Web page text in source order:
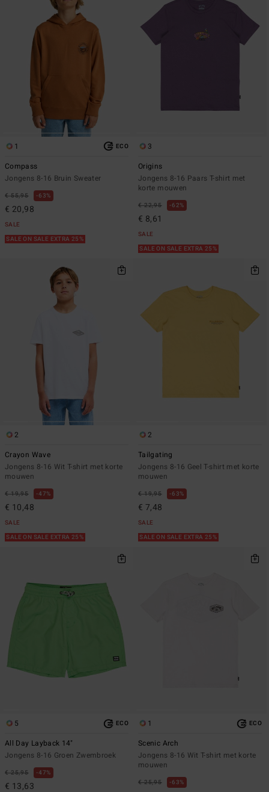
1 ECO
Compass
Jongens 8-16 Bruin Sweater
€ 55,95 63%
€ 20,98
SALE
SALE ON SALE EXTRA 25%
3
Origins
Jongens 8-16 Paars T-shirt met
korte mouwen
€ 22,95 62%
€ 8,61
SALE
SALE ON SALE EXTRA 25%
2
Crayon Wave
Jongens 8-16 Wit T-shirt met korte
mouwen
€ 19,95 47%
€ 10,48
SALE
SALE ON SALE EXTRA 25%
2
Tailgating
Jongens 8-16 Geel T-shirt met korte
mouwen
€ 19,95 63%
€ 7,48
SALE
SALE ON SALE EXTRA 25%
5 ECO
All Day Layback 14"
Jongens 8-16 Groen Zwembroek
€ 25,95 47%
€ 13,63
1 ECO
Scenic Arch
Jongens 8-16 Wit T-shirt met korte
mouwen
€ 25,95 63%